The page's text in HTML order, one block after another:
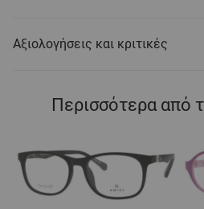
Αξιολογήσεις και κριτικές
Περισσότερα από